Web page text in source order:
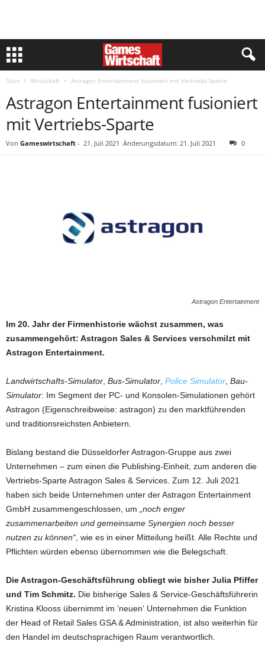
Start Wirtschaft Astragon Entertainment fusioniert mit Vertriebs-Sparte
Astragon Entertainment fusioniert
mit Vertriebs-Sparte
Von Gameswirtschaft - 21. Juli 2021 Änderungsdatum: 21. Juli 2021 0
Astragon Entertainment
Im 20. Jahr der Firmenhistorie wächst zusammen, was
zusammengehört: Astragon Sales & Services verschmilzt mit
Astragon Entertainment.
Landwirtschafts-Simulator Bus-Simulator Police Simulator Bau-
Simulator: Im Segment der PC- und Konsolen-Simulationen gehört
Astragon (Eigenschreibweise: astragon) zu den marktführenden
und traditionsreichsten Anbietern.
Bislang bestand die Düsseldorfer Astragon-Gruppe aus zwei
Unternehmen – zum einen die Publishing-Einheit, zum anderen die
Vertriebs-Sparte Astragon Sales & Services. Zum 12. Juli 2021
haben sich beide Unternehmen unter der Astragon Entertainment
GmbH zusammengeschlossen, um
„noch enger
zusammenarbeiten und gemeinsame Synergien noch besser
nutzen zu können“ , wie es in einer Mitteilung heißt. Alle Rechte und
Pflichten würden ebenso übernommen wie die Belegschaft.
Die Astragon-Geschäftsführung obliegt wie bisher Julia Pfiffer
und Tim Schmitz. Die bisherige Sales & Service-Geschäftsführerin
Kristina Klooss übernimmt im ’neuen‘ Unternehmen die Funktion
der Head of Retail Sales GSA & Administration, ist also weiterhin für
den Handel im deutschsprachigen Raum verantwortlich.